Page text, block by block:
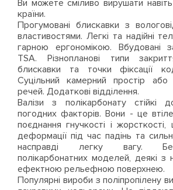
Ви можете сміливо вирушати навіть
країни.
Прогумовані блискавки з
властивостями. Легкі та надійні
гарною ергономікою. Вбудовані
TSA. Різнопланові типи
блискавки та точки фіксації
Суцільний камерний простір
речей. Додаткові відділення.
Валізи з полікарбонату стійкі
погодних факторів. Вони - це
поєднання гнучкості і
деформації під час падінь та
насправді легку вагу.
полікарбонатних моделей, деякі з
ефектною рельефною поверхнею.
Популярні вироби з поліпропілену